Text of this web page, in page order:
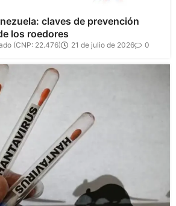
claves de prevención
los roedores
(CNP: 22.476) 21 de julio de 2026 0